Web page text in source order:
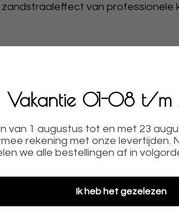
van professionele
lijmlaag een lange
de raamfolie eenvoudig kunt
keuken, badkamer,
gewenst is.
PLAKKENOnze raamfolie is van
voorzien van een zelfklevende
Vakantie 01-08 t/
van 1 augustus tot en met 23
rekening met onze levertijden.
we alle bestellingen af in
Ik heb het gezelezen